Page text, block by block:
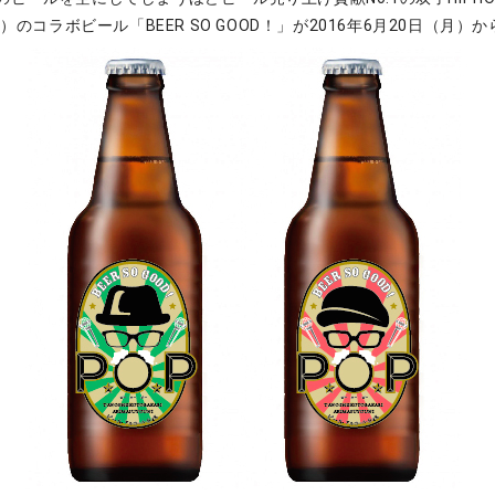
のコラボビール「BEER SO GOOD！」が2016年6月20日（月）か